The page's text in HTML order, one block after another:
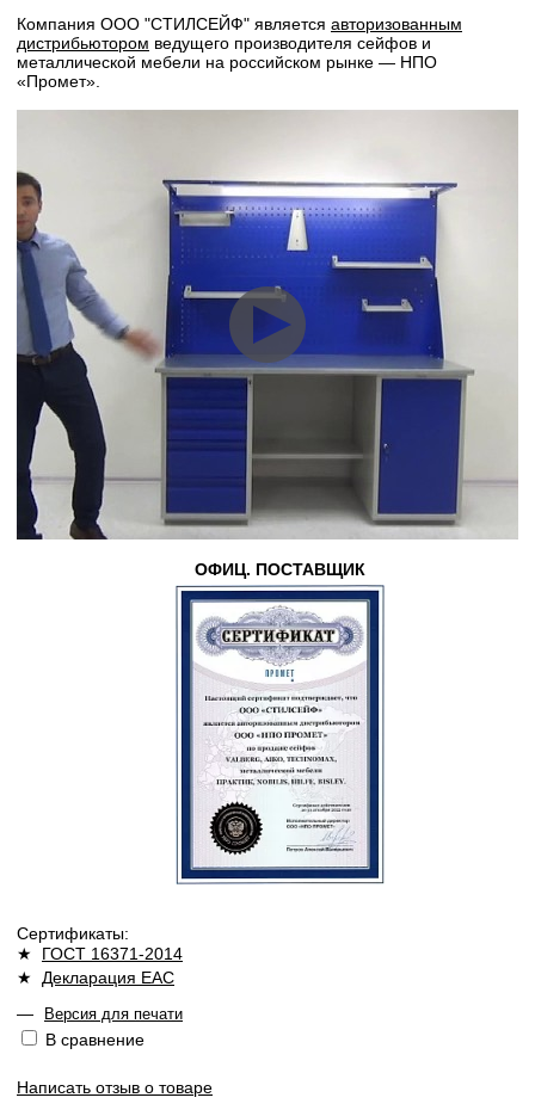
Компания ООО "СТИЛСЕЙФ" является авторизованным
дистрибьютором ведущего производителя сейфов и
металлической мебели на российском рынке — НПО
«Промет».
ОФИЦ. ПОСТАВЩИК
Сертификаты:
★ ГОСТ 16371-2014
★ Декларация ЕАС
—
Версия для печати
В сравнение
Написать отзыв о товаре